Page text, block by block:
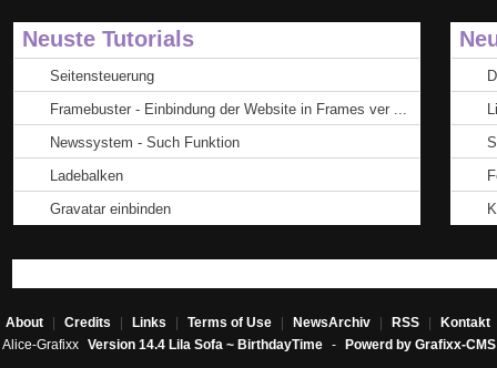
Neuste Tutorials
Seitensteuerung
Framebuster - Einbindung der Website in Frames ver ...
Newssystem - Such Funktion
Ladebalken
Gravatar einbinden
About Credits Links Terms of Use NewsArchiv RSS Kontakt
Alice-Grafixx Version 14.4 Lila Sofa ~ BirthdayTime - Powerd by Grafixx-CMS